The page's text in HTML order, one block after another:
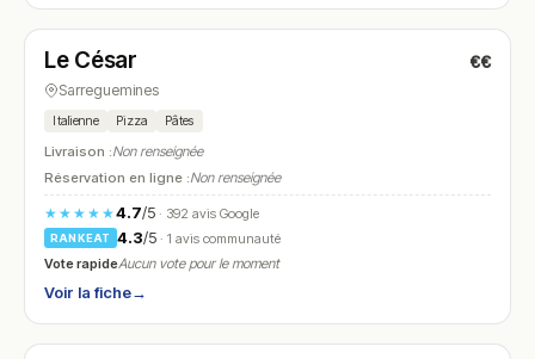
N° 9
Le César €€
Sarreguemines
Italienne Pizza Pâtes
Livraison :Non renseignée
Réservation en ligne :Non renseignée
★★★★★4.7/5· 392 avis Google
RANKEAT 4.3/5 · 1 avis communauté
Vote rapideAucun vote pour le moment
Voir la fiche→